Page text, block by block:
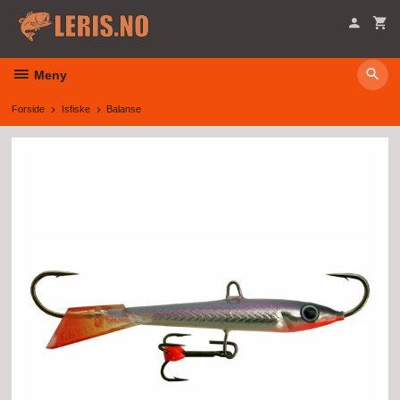
innholdet
Meny
Forside Isfiske Balanse